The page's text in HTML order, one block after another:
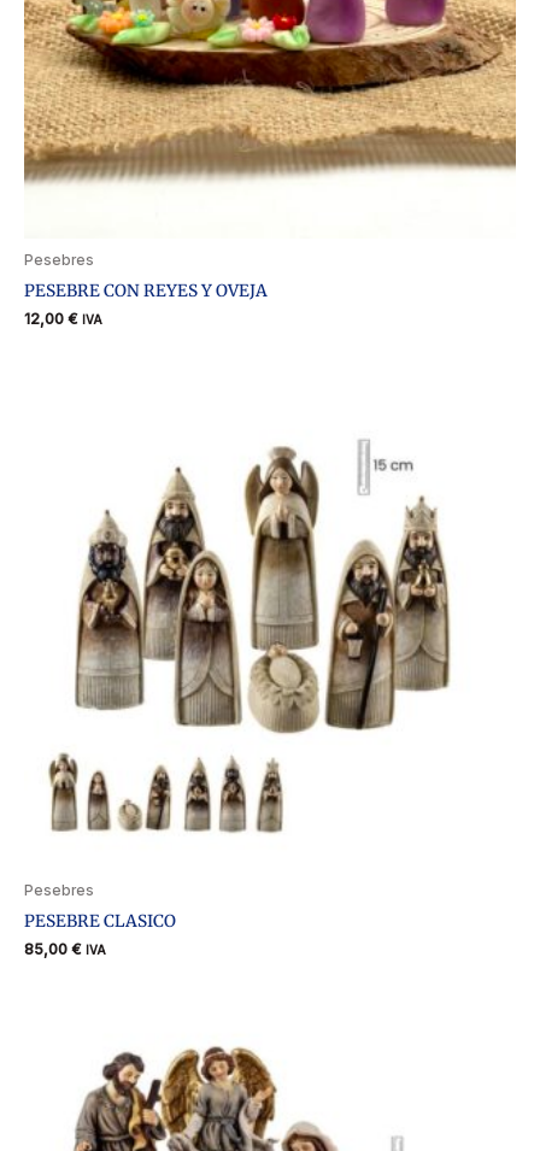
Pesebres
PESEBRE CON REYES Y OVEJA
12,00 € IVA
Pesebres
PESEBRE CLASICO
85,00 € IVA